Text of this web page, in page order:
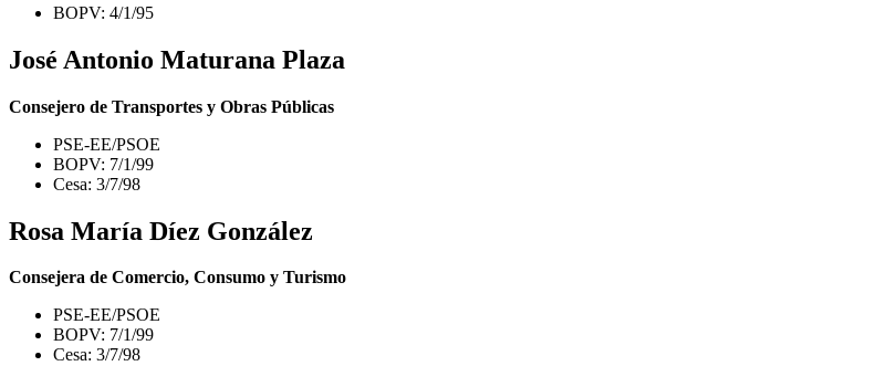
BOPV: 4/1/95
José Antonio Maturana Plaza
Consejero de Transportes y Obras Públicas
PSE-EE/PSOE
BOPV: 7/1/99
Cesa: 3/7/98
Rosa María Díez González
Consejera de Comercio, Consumo y Turismo
PSE-EE/PSOE
BOPV: 7/1/99
Cesa: 3/7/98